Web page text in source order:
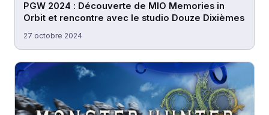
PGW 2024 : Découverte de MIO Memories in
Orbit et rencontre avec le studio Douze Dixièmes
27 octobre 2024